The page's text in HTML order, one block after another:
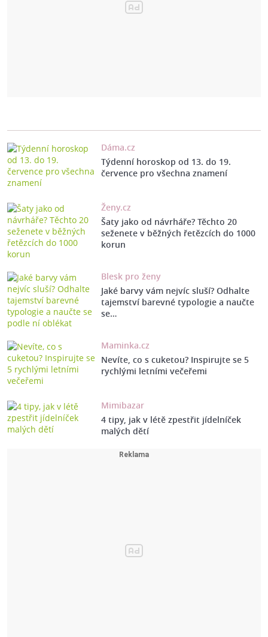
Dáma.cz
Týdenní horoskop od 13. do 19.
července pro všechna znamení
Ženy.cz
Šaty jako od návrháře? Těchto 20
seženete v běžných řetězcích do 1000
korun
Blesk pro ženy
Jaké barvy vám nejvíc sluší? Odhalte
tajemství barevné typologie a naučte
se…
Maminka.cz
Nevíte, co s cuketou? Inspirujte se 5
rychlými letními večeřemi
Mimibazar
4 tipy, jak v létě zpestřit jídelníček
malých dětí